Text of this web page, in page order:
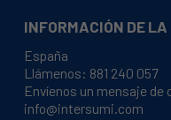
AMICA, ZWM 626 WES
AMICA, ZWM 646IE
AMICA, ZWM 664WEH
INFORMACIÓN DE
España
Llámenos: 881 240 057
Envíenos un mensaje
info@intersumi.com